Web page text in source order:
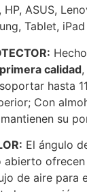
ASUS,
Tablet,
calidad
hasta
Con
su
El ángulo
abierto
de aire para